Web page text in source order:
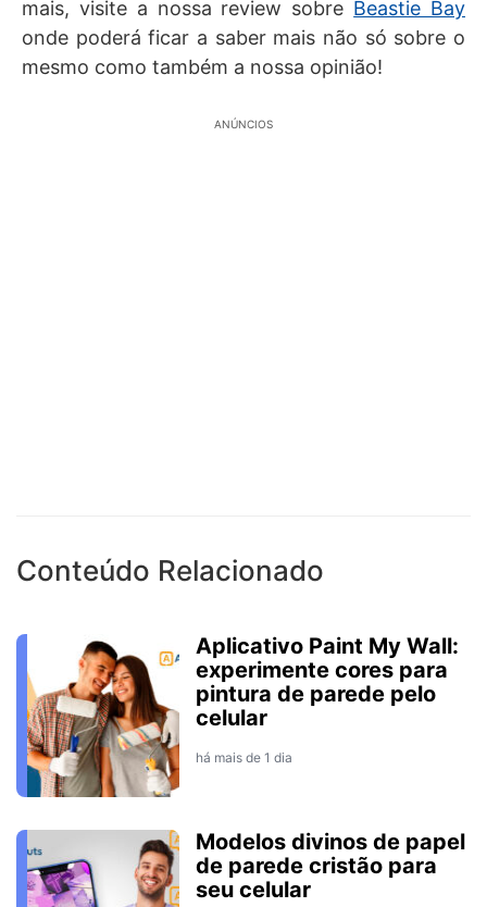
mais, visite a nossa review sobre Beastie Bay
onde poderá ficar a saber mais não só sobre o
mesmo como também a nossa opinião!
ANÚNCIOS
Conteúdo Relacionado
Aplicativo Paint My Wall:
experimente cores para
pintura de parede pelo
celular
há mais de 1 dia
Modelos divinos de papel
de parede cristão para
seu celular